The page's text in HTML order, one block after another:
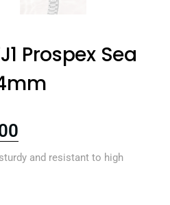
Prospex Sea
and resistant to high